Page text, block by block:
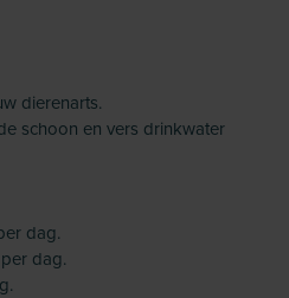
dierenarts.
schoon en vers drinkwater
dag.
dag.